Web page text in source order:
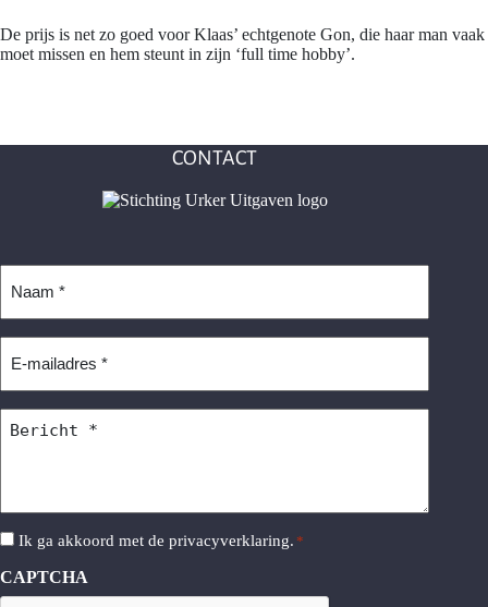
De prijs is net zo goed voor Klaas’ echtgenote Gon, die haar man vaak
moet missen en hem steunt in zijn ‘full time hobby’.
CONTACT
mailadres
Instemming
Ik ga akkoord met de privacyverklaring. *
CAPTCHA